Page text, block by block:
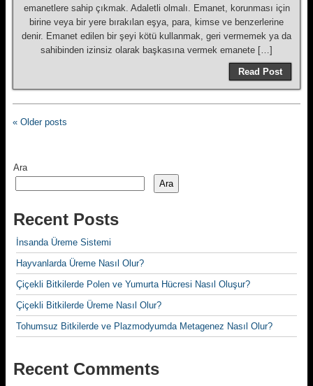
emanetlere sahip çıkmak. Adaletli olmalı. Emanet, korunması için
birine veya bir yere bırakılan eşya, para, kimse ve benzerlerine
denir. Emanet edilen bir şeyi kötü kullanmak, geri vermemek ya da
sahibinden izinsiz olarak başkasına vermek emanete […]
Read Post
« Older posts
Ara
Ara
Recent Posts
İnsanda Üreme Sistemi
Hayvanlarda Üreme Nasıl Olur?
Çiçekli Bitkilerde Polen ve Yumurta Hücresi Nasıl Oluşur?
Çiçekli Bitkilerde Üreme Nasıl Olur?
Tohumsuz Bitkilerde ve Plazmodyumda Metagenez Nasıl Olur?
Recent Comments